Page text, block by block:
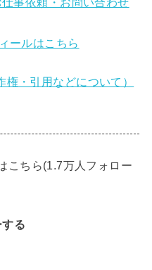
ールはこちら
・引用などについて）
こちら(1.7万人フォロー
る